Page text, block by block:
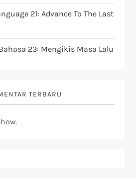
21: Advance To The Last
23: Mengikis Masa Lalu
TERBARU